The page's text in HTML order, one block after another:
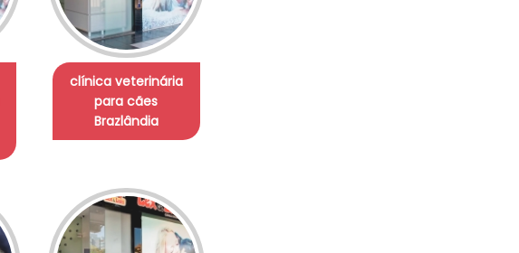
clínica veterinária
para cães
Brazlândia